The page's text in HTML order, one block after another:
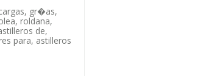
gr�as,
roldana,
de,
para, astilleros